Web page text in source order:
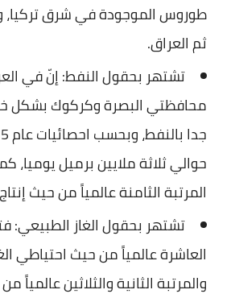
طوروس الموجودة في شرق تركيا،
ثم العراق.
تشتهر بحقول النفط: إنّ في
محافظتي البصرة وكركوك بشكل
حوالي ثلاثة ملايين برميل يوميا،
المرتبة الثامنة عالمياً من حيث
تشتهر بحقول الغاز الطبيعي:
العاشرة عالمياً من حيث احتياطي
والمرتبة الثانية والثلاثين عالمياً